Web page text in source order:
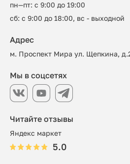
пн—пт: с 9:00 до 19:00
сб: с 9:00 до 18:00, вс - выходной
Читайте отзывы
Яндекс маркет
5.0
Адрес
м. Проспект Мира ул. Щепкина,
Мы в соцсетях